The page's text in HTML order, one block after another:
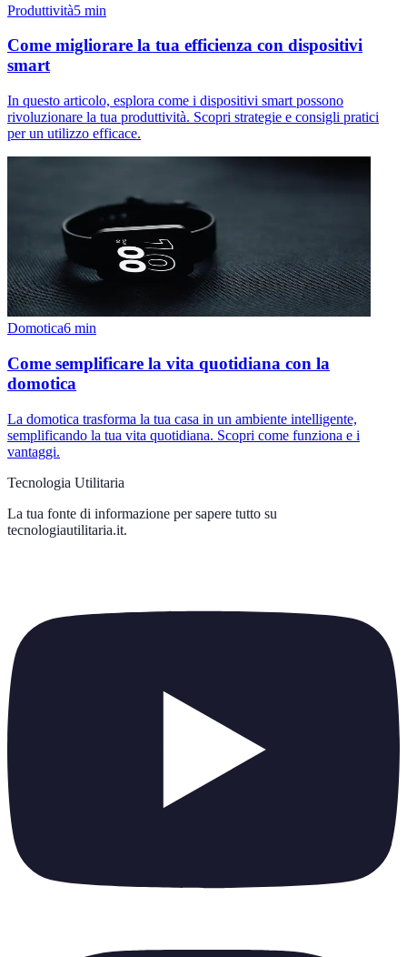
Produttività5 min
Come migliorare la tua efficienza con dispositivi
smart
In questo articolo, esplora come i dispositivi smart possono
rivoluzionare la tua produttività. Scopri strategie e consigli pratici
per un utilizzo efficace.
Domotica6 min
Come semplificare la vita quotidiana con la
domotica
La domotica trasforma la tua casa in un ambiente intelligente,
semplificando la tua vita quotidiana. Scopri come funziona e i
vantaggi.
Tecnologia Utilitaria
La tua fonte di informazione per sapere tutto su
tecnologiautilitaria.it.